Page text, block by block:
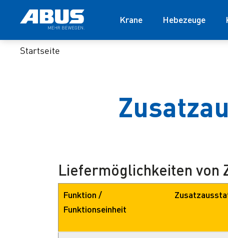
Krane Hebezeuge
Startseite
Liefermöglichkeiten von
Funktion /
Funktionseinheit